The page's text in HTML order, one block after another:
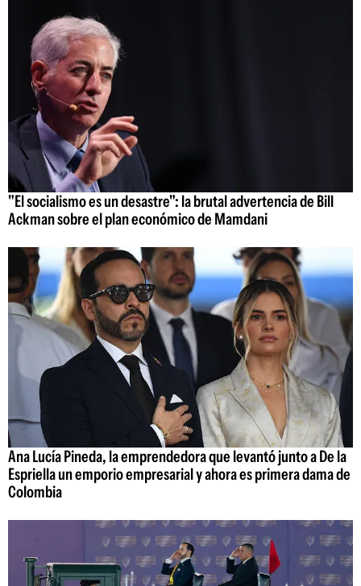
"El socialismo es un desastre": la brutal advertencia de Bill
Ackman sobre el plan económico de Mamdani
Ana Lucía Pineda, la emprendedora que levantó junto a De la
Espriella un emporio empresarial y ahora es primera dama de
Colombia